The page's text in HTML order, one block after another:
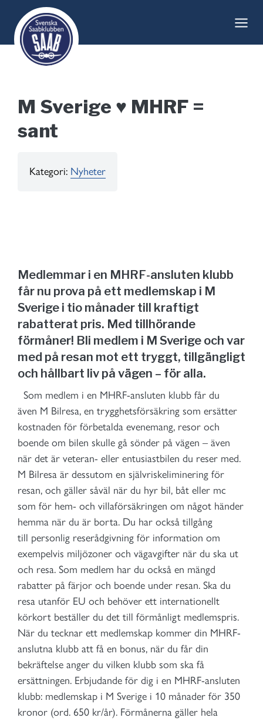
content
M Sverige ♥ MHRF =
sant
Kategori: Nyheter
Medlemmar i en MHRF-ansluten klubb
får nu prova på ett medlemskap i M
Sverige i tio månader till kraftigt
rabatterat pris. Med tillhörande
förmåner! Bli medlem i M Sverige och var
med på resan mot ett tryggt, tillgängligt
och hållbart liv på vägen – för alla.
Som medlem i en MHRF-ansluten klubb får du
även M Bilresa, en trygghetsförsäkring som ersätter
kostnaden för förbetalda evenemang, resor och
boende om bilen skulle gå sönder på vägen – även
när det är veteran- eller entusiastbilen du reser med.
M Bilresa är dessutom en självriskeliminering för
resan, och gäller såväl när du hyr bil, båt eller mc
som för hem- och villaförsäkringen om något händer
hemma när du är borta. Du har också tillgång
till personlig reserådgivning för information om
exempelvis miljözoner och vägavgifter när du ska ut
och resa. Som medlem har du också en mängd
rabatter på färjor och boende under resan. Ska du
resa utanför EU och behöver ett internationellt
körkort beställer du det till förmånligt medlemspris.
När du tecknar ett medlemskap kommer din MHRF-
anslutna klubb att få en bonus, när du får din
bekräftelse anger du vilken klubb som ska få
ersättningen. Erbjudande för dig i en MHRF-ansluten
klubb: medlemskap i M Sverige i 10 månader för 350
kronor (ord. 650 kr/år). Förmånerna gäller hela